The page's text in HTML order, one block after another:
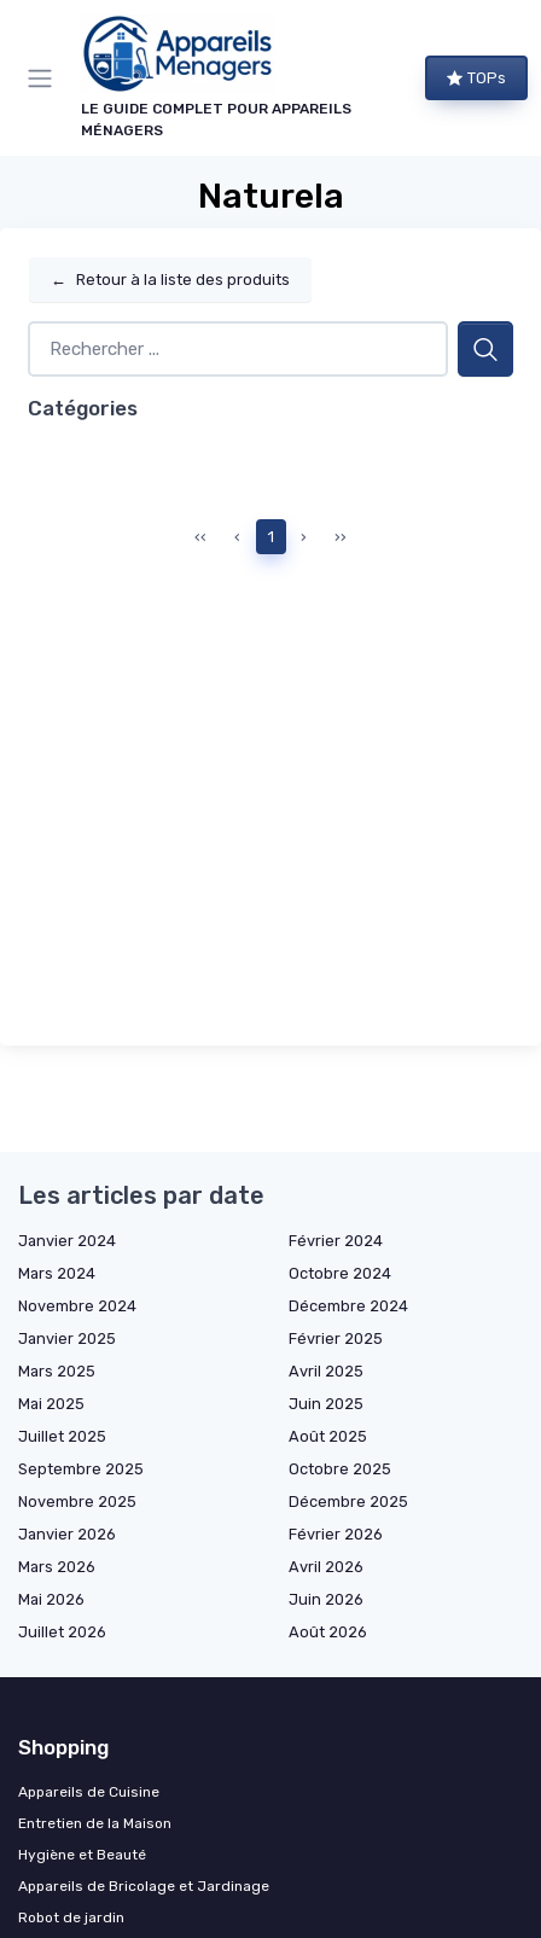
LE GUIDE COMPLET POUR APPAREILS
MÉNAGERS
TOPs
Naturela
← Retour à la liste des produits
Catégories
‹‹ ‹ 1 › ››
Les articles par date
Janvier 2024
Février 2024
Mars 2024
Octobre 2024
Novembre 2024
Décembre 2024
Janvier 2025
Février 2025
Mars 2025
Avril 2025
Mai 2025
Juin 2025
Juillet 2025
Août 2025
Septembre 2025
Octobre 2025
Novembre 2025
Décembre 2025
Janvier 2026
Février 2026
Mars 2026
Avril 2026
Mai 2026
Juin 2026
Juillet 2026
Août 2026
Shopping
Appareils de Cuisine
Entretien de la Maison
Hygiène et Beauté
Appareils de Bricolage et Jardinage
Robot de jardin
Panneau de gestion des cookies